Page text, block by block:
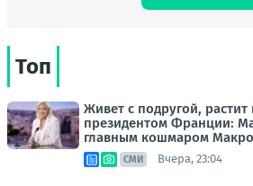
Топ
Живет с подругой,
президентом Франции:
главным кошмаром
СМИ Вчера, 23:04